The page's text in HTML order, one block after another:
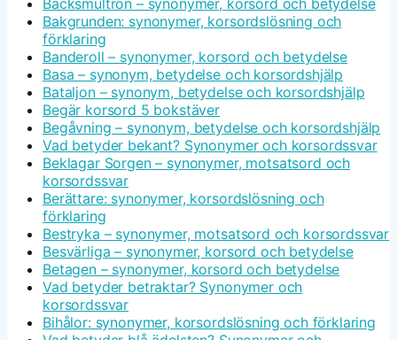
Backsmultron – synonymer, korsord och betydelse
Bakgrunden: synonymer, korsordslösning och
förklaring
Banderoll – synonymer, korsord och betydelse
Basa – synonym, betydelse och korsordshjälp
Bataljon – synonym, betydelse och korsordshjälp
Begär korsord 5 bokstäver
Begåvning – synonym, betydelse och korsordshjälp
Vad betyder bekant? Synonymer och korsordssvar
Beklagar Sorgen – synonymer, motsatsord och
korsordssvar
Berättare: synonymer, korsordslösning och
förklaring
Bestryka – synonymer, motsatsord och korsordssvar
Besvärliga – synonymer, korsord och betydelse
Betagen – synonymer, korsord och betydelse
Vad betyder betraktar? Synonymer och
korsordssvar
Bihålor: synonymer, korsordslösning och förklaring